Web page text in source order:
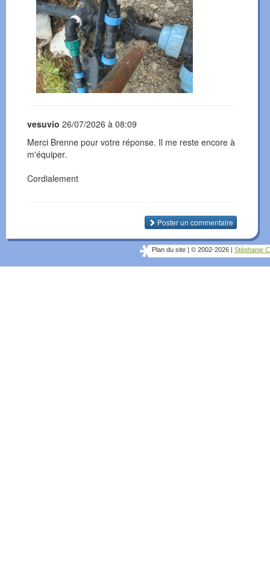
vesuvio 26/07/2026 à 08:09
Merci Brenne pour votre réponse. Il me reste encore à
m'équiper.
Cordialement
Poster un commentaire
Plan du site | © 2002-2026 | Stéphanie C